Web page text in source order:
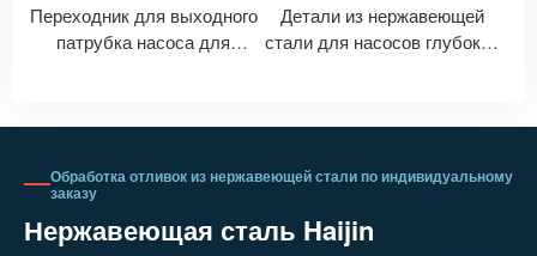
Переходник для выходного
патрубка насоса для
Детали из нержавеющей
стали для насосов глубоких
Обработка отливок из нержавеющей стали по индивидуальному
заказу
Нержавеющая сталь Haijin